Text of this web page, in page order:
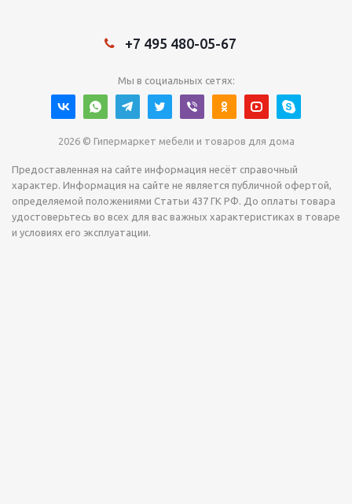
+7 495 480-05-67
Мы в социальных сетях:
2026 © Гипермаркет мебели и товаров для дома
Предоставленная на сайте информация несёт справочный
характер. Информация на сайте не является публичной офертой,
определяемой положениями Статьи 437 ГК РФ. До оплаты товара
удостоверьтесь во всех для вас важных характеристиках в товаре
и условиях его эксплуатации.